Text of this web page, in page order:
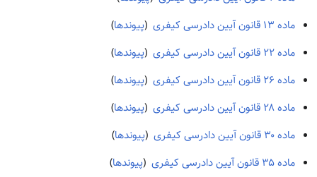
ماده ۱۳ قانون آیین دادرسی کیفری
‏
(پیوندها)
ماده ۲۲ قانون آیین دادرسی کیفری
‏
(پیوندها)
ماده ۲۶ قانون آیین دادرسی کیفری
‏
(پیوندها)
ماده ۲۸ قانون آیین دادرسی کیفری
‏
(پیوندها)
ماده ۳۰ قانون آیین دادرسی کیفری
‏
(پیوندها)
ماده ۳۵ قانون آیین دادرسی کیفری
‏
(پیوندها)